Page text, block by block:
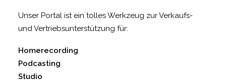
Unser Portal ist ein tolles Werkzeug zur Verkaufs-
und Vertriebsunterstützung für:
Homerecording
Podcasting
Studio